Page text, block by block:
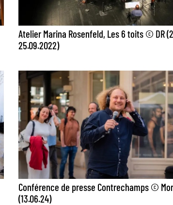
Atelier Marina Rosenfeld, Les 6 toits © DR
25.09.2022)
Conférence de presse Contrechamps ©
(13.06.24)